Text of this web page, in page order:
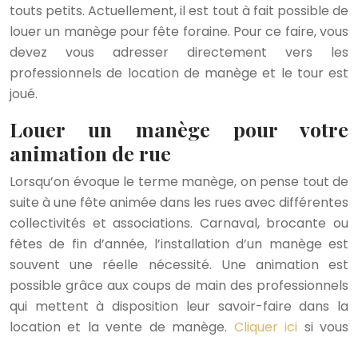
touts petits. Actuellement, il est tout à fait possible de
louer un manège pour fête foraine. Pour ce faire, vous
devez vous adresser directement vers les
professionnels de location de manège et le tour est
joué.
Louer un manège pour votre
animation de rue
Lorsqu’on évoque le terme manège, on pense tout de
suite à une fête animée dans les rues avec différentes
collectivités et associations. Carnaval, brocante ou
fêtes de fin d’année, l’installation d’un manège est
souvent une réelle nécessité. Une animation est
possible grâce aux coups de main des professionnels
qui mettent à disposition leur savoir-faire dans la
location et la vente de manège. Cliquer ici si vous